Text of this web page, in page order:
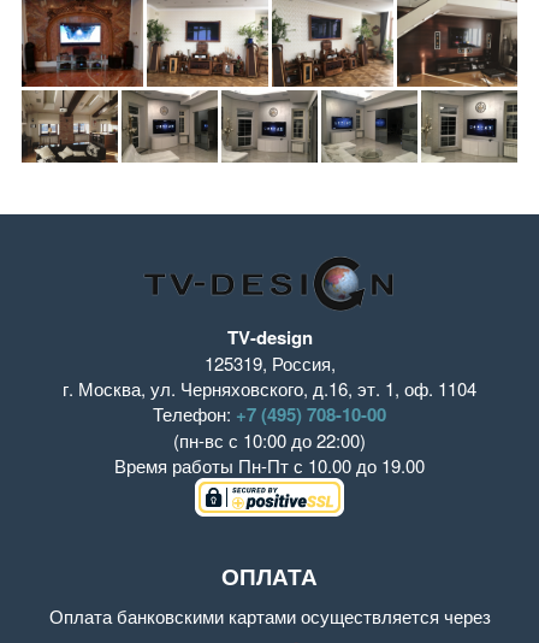
TV-design
125319, Россия,
г. Москва, ул. Черняховского, д.16, эт. 1, оф. 1104
Телефон: +7 (495) 708-10-00
(пн-вс с 10:00 до 22:00)
Время работы Пн-Пт с 10.00 до 19.00
ОПЛАТА
Оплата банковскими картами осуществляется через